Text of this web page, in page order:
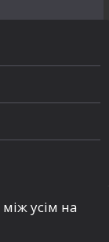
усім на